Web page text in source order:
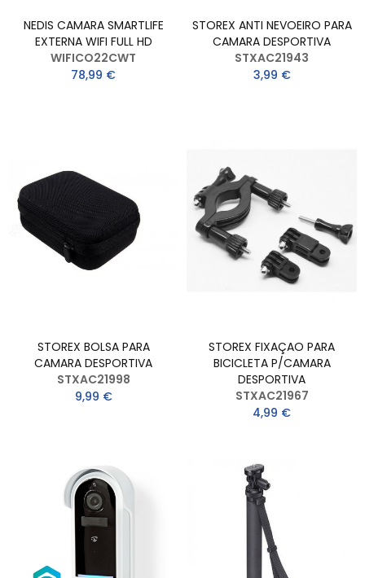
NEDIS CAMARA SMARTLIFE
EXTERNA WIFI FULL HD
WIFICO22CWT
78,99 €
STOREX ANTI NEVOEIRO PARA
CAMARA DESPORTIVA
STXAC21943
3,99 €
STOREX BOLSA PARA
CAMARA DESPORTIVA
STXAC21998
9,99 €
STOREX FIXAÇAO PARA
BICICLETA P/CAMARA
DESPORTIVA
STXAC21967
4,99 €